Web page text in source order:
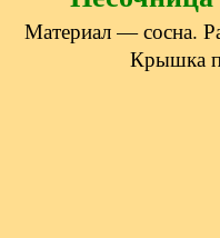
Материал — сосна.
Крышка